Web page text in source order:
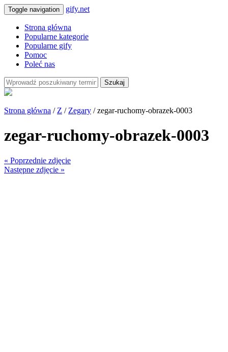
Toggle navigation gify.net
Strona główna
Popularne kategorie
Popularne gify
Pomoc
Poleć nas
Szukaj
Strona główna / Z / Zegary / zegar-ruchomy-obrazek-0003
zegar-ruchomy-obrazek-0003
« Poprzednie zdjęcie
Następne zdjęcie »